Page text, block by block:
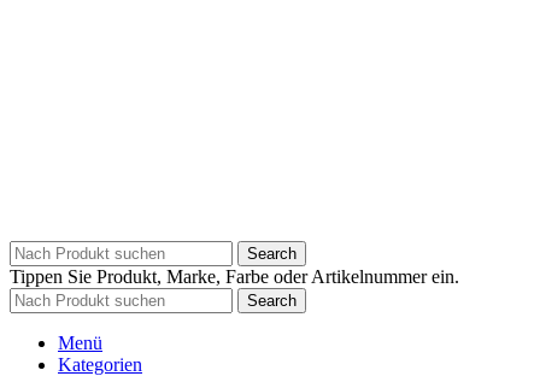
Search
Tippen Sie Produkt, Marke, Farbe oder Artikelnummer ein.
Search
Menü
Kategorien